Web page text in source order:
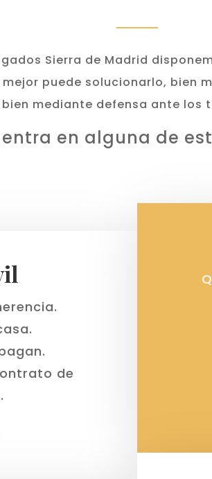
Sierra de Madrid
puede solucionarlo, bien
bien mediante defensa ante los
en alguna de
de